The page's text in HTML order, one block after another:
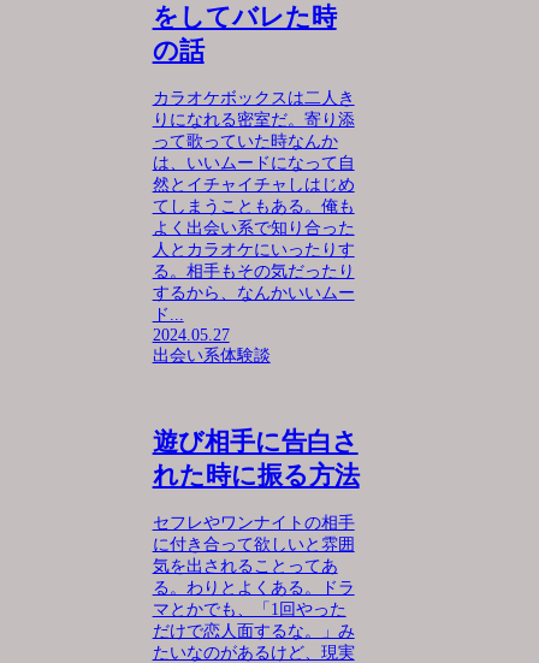
をしてバレた時
の話
カラオケボックスは二人き
りになれる密室だ。寄り添
って歌っていた時なんか
は、いいムードになって自
然とイチャイチャしはじめ
てしまうこともある。俺も
よく出会い系で知り合った
人とカラオケにいったりす
る。相手もその気だったり
するから、なんかいいムー
ド...
2024.05.27
出会い系体験談
遊び相手に告白さ
れた時に振る方法
セフレやワンナイトの相手
に付き合って欲しいと雰囲
気を出されることってあ
る。わりとよくある。ドラ
マとかでも、「1回やった
だけで恋人面するな。」み
たいなのがあるけど、現実